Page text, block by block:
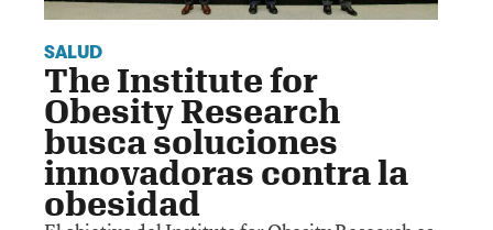
SALUD
The Institute for
Obesity Research
busca soluciones
innovadoras contra la
obesidad